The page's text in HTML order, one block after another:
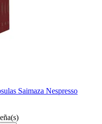
Saimaza Nespresso